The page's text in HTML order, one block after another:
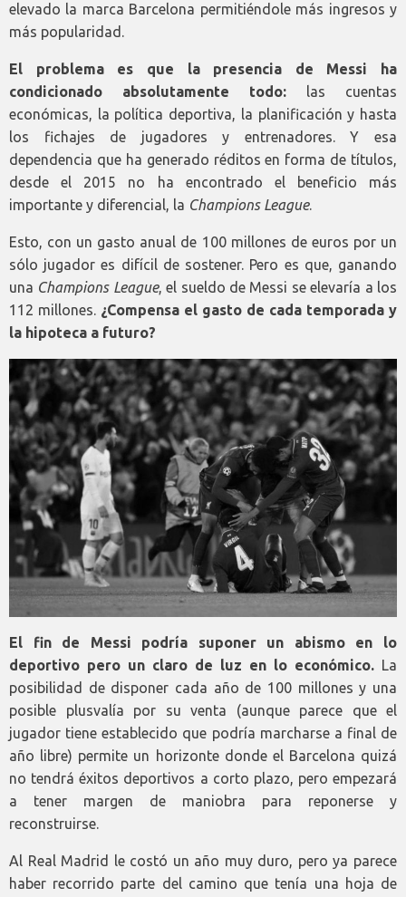
elevado la marca Barcelona permitiéndole más ingresos y
más popularidad.
El problema es que la presencia de Messi ha
condicionado absolutamente todo: las cuentas
económicas, la política deportiva, la planificación y hasta
los fichajes de jugadores y entrenadores. Y esa
dependencia que ha generado réditos en forma de títulos,
desde el 2015 no ha encontrado el beneficio más
importante y diferencial, la Champions League.
Esto, con un gasto anual de 100 millones de euros por un
sólo jugador es difícil de sostener. Pero es que, ganando
una Champions League, el sueldo de Messi se elevaría a los
112 millones. ¿Compensa el gasto de cada temporada y
la hipoteca a futuro?
El fin de Messi podría suponer un abismo en lo
deportivo pero un claro de luz en lo económico. La
posibilidad de disponer cada año de 100 millones y una
posible plusvalía por su venta (aunque parece que el
jugador tiene establecido que podría marcharse a final de
año libre) permite un horizonte donde el Barcelona quizá
no tendrá éxitos deportivos a corto plazo, pero empezará
a tener margen de maniobra para reponerse y
reconstruirse.
Al Real Madrid le costó un año muy duro, pero ya parece
haber recorrido parte del camino que tenía una hoja de